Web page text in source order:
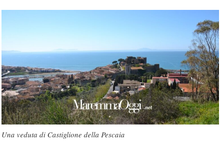
Una veduta di Castiglione della Pescaia